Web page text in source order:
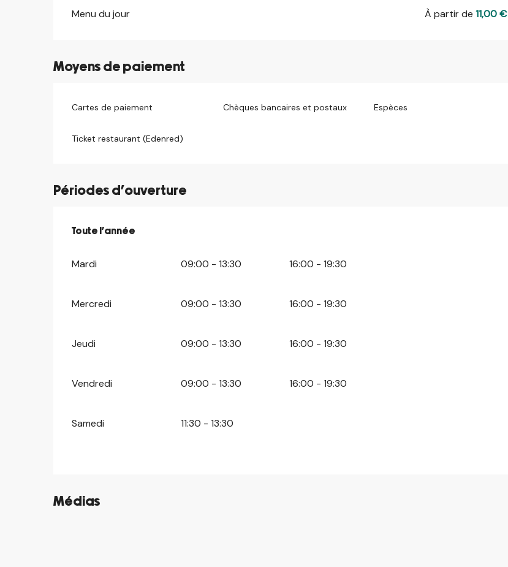
Tarifs 2026
Menu du jour À partir de11,00 €
Moyens de paiement
Cartes de paiement Chèques bancaires et postaux Espèces
Ticket restaurant (Edenred)
Périodes d'ouverture
Toute l'année
Toute l'année
Mardi 09:00 - 13:30 16:00 - 19:30
Mercredi 09:00 - 13:30 16:00 - 19:30
Jeudi 09:00 - 13:30 16:00 - 19:30
Vendredi 09:00 - 13:30 16:00 - 19:30
Samedi 11:30 - 13:30
Médias
©